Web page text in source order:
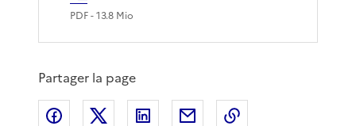
PDF- 13.8 Mio
Partager la page
Partager sur Facebook
Partager sur XPartager sur LinkedIn
Partager par email